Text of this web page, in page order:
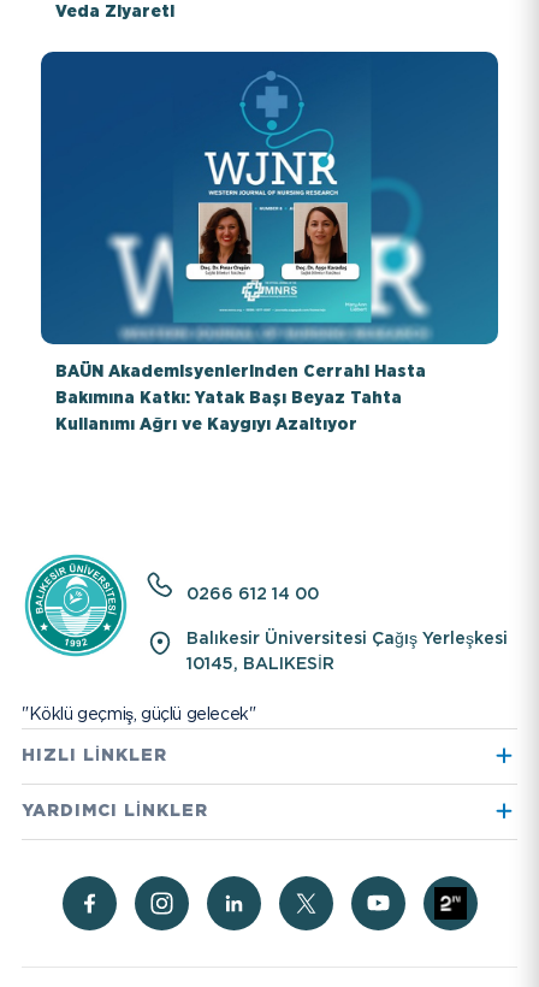
Veda Ziyareti
BAÜN Akademisyenlerinden Cerrahi Hasta
Bakımına Katkı: Yatak Başı Beyaz Tahta
Kullanımı Ağrı ve Kaygıyı Azaltıyor
0266 612 14 00
Balıkesir Üniversitesi Çağış Yerleşkesi
10145, BALIKESİR
"Köklü geçmiş, güçlü gelecek"
HIZLI LİNKLER
Hayvan Hastanesi
Radyo Üniversite Hastanesi
YARDIMCI LİNKLER
Korunması